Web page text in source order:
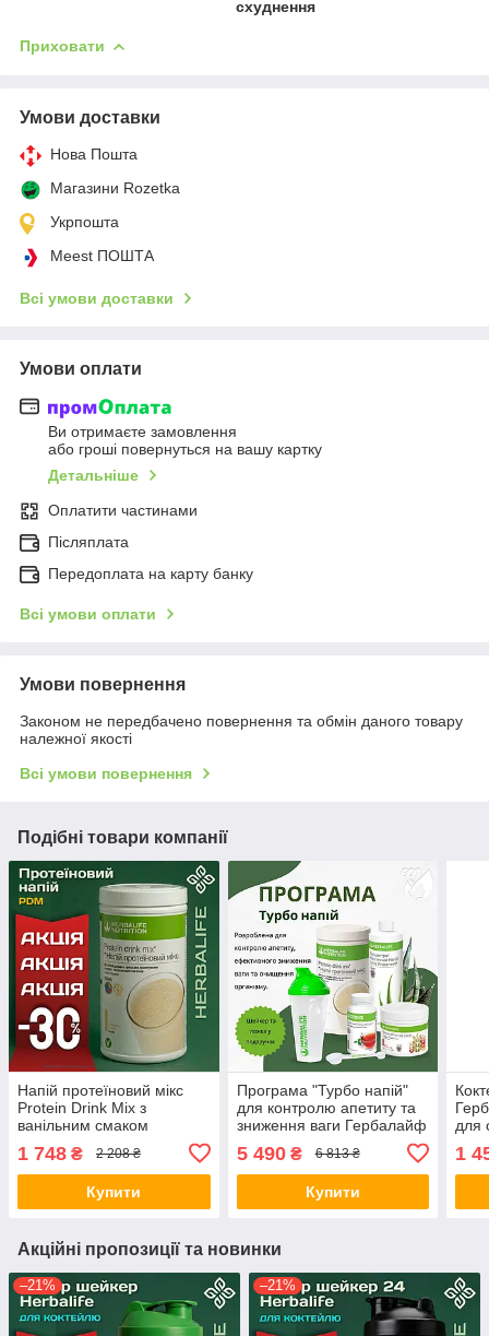
схуднення
Приховати
Умови доставки
Нова Пошта
Магазини Rozetka
Укрпошта
Meest ПОШТА
Всі умови доставки
Умови оплати
Ви отримаєте замовлення
або гроші повернуться на вашу картку
Детальніше
Оплатити частинами
Післяплата
Передоплата на карту банку
Всі умови оплати
Умови повернення
Законом не передбачено повернення та обмін даного товару
належної якості
Всі умови повернення
Подібні товари компанії
Напій протеїновий мікс
Protein Drink Mix з
ванільним смаком
1 748 ₴ 2 208 ₴
Купити
Програма "Турбо напій"
для контролю апетиту та
зниження ваги Гербалайф
Herbalife (+ у подарунок
шейкер та ложка)
5 490₴ 6 813 ₴
Купити
для
1
Акційні пропозиції та новинки
–21% –21%